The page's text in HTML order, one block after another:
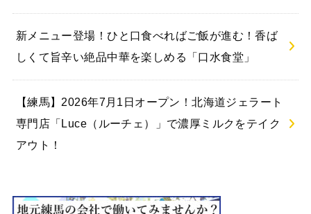
新メニュー登場！ひと口食べればご飯が進む！香ば
しくて旨辛い絶品中華を楽しめる「口水食堂」
【練馬】2026年7月1日オープン！北海道ジェラート
専門店「Luce（ルーチェ）」で濃厚ミルクをテイク
アウト！